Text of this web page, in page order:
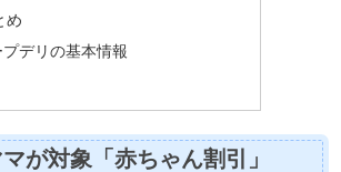
め
プデリの基本情報
が対象「赤ちゃん割引」